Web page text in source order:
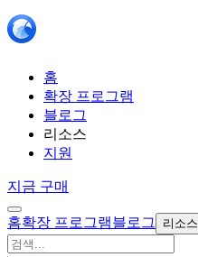
홈
확장 프로그램
블로그
리소스
지원
지금 구매
홈확장 프로그램블로그 리소스